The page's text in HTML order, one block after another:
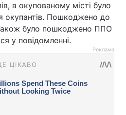
в окупованому місті було
окупантів. Пошкоджено до
було пошкоджено ППО
у повідомленні.
Реклама